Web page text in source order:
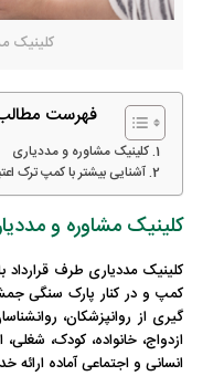
کلینیک
فهرست
کلینیک مشاوره و مددیاری
آشنایی بیشتر با کمپ ترک
کلینیک مشاوره و
کلینیک مددیاری طرف
کمپ و در کنار پارک سنگی
گیری از روانپزشکان،
ازدواج، خانواده، کودک،
انسانی و اجتماعی آماده